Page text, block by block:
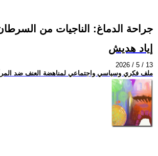
جراحة الدماغ: الناجيات من
إياد هديش
2026 / 5 / 13
ملف فكري وسياسي واجتماعي لمناهضة العنف ضد